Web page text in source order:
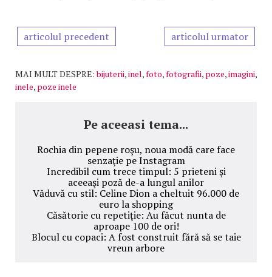
articolul precedent articolul urmator
MAI MULT DESPRE: bijuterii,inel,foto,fotografii, poze,imagini,
inele, poze inele
Pe aceeasi tema...
Rochia din pepene roşu, noua modă care face
senzaţie pe Instagram
Incredibil cum trece timpul: 5 prieteni şi
aceeaşi poză de-a lungul anilor
Văduvă cu stil: Celine Dion a cheltuit 96.000 de
euro la shopping
Căsătorie cu repetiţie: Au făcut nunta de
aproape 100 de ori!
Blocul cu copaci: A fost construit fără să se taie
vreun arbore